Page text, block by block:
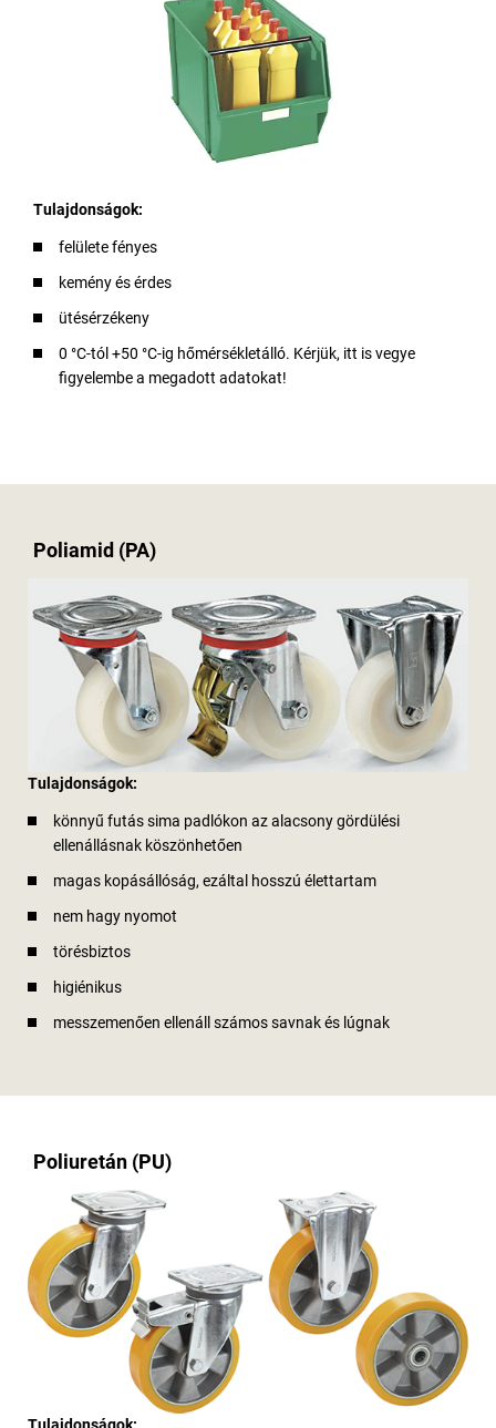
Tulajdonságok:
felülete fényes
kemény és érdes
ütésérzékeny
0 °C-tól +50 °C-ig hőmérsékletálló. Kérjük, itt is vegye
figyelembe a megadott adatokat!
Poliamid (PA)
Tulajdonságok:
könnyű futás sima padlókon az alacsony gördülési
ellenállásnak köszönhetően
magas kopásállóság, ezáltal hosszú élettartam
nem hagy nyomot
törésbiztos
higiénikus
messzemenően ellenáll számos savnak és lúgnak
Poliuretán (PU)